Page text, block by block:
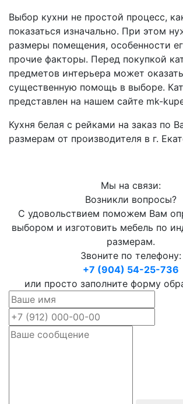
Выбор кухни не простой процесс,
показаться изначально. При этом
размеры помещения, особенности
прочие факторы. Перед покупкой
предметов интерьера может оказать
существенную помощь в выборе.
представлен на нашем сайте mk-
Кухня белая с рейками на заказ по
размерам от производителя в г.
Мы на связи:
Возникли вопросы?
С удовольствием поможем Вам
выбором и изготовить мебель по
размерам.
Звоните по телефону:
+7 (904) 54-25-736
или просто заполните форму